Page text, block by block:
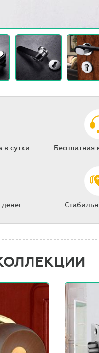
в сутки Бесплатная
денег